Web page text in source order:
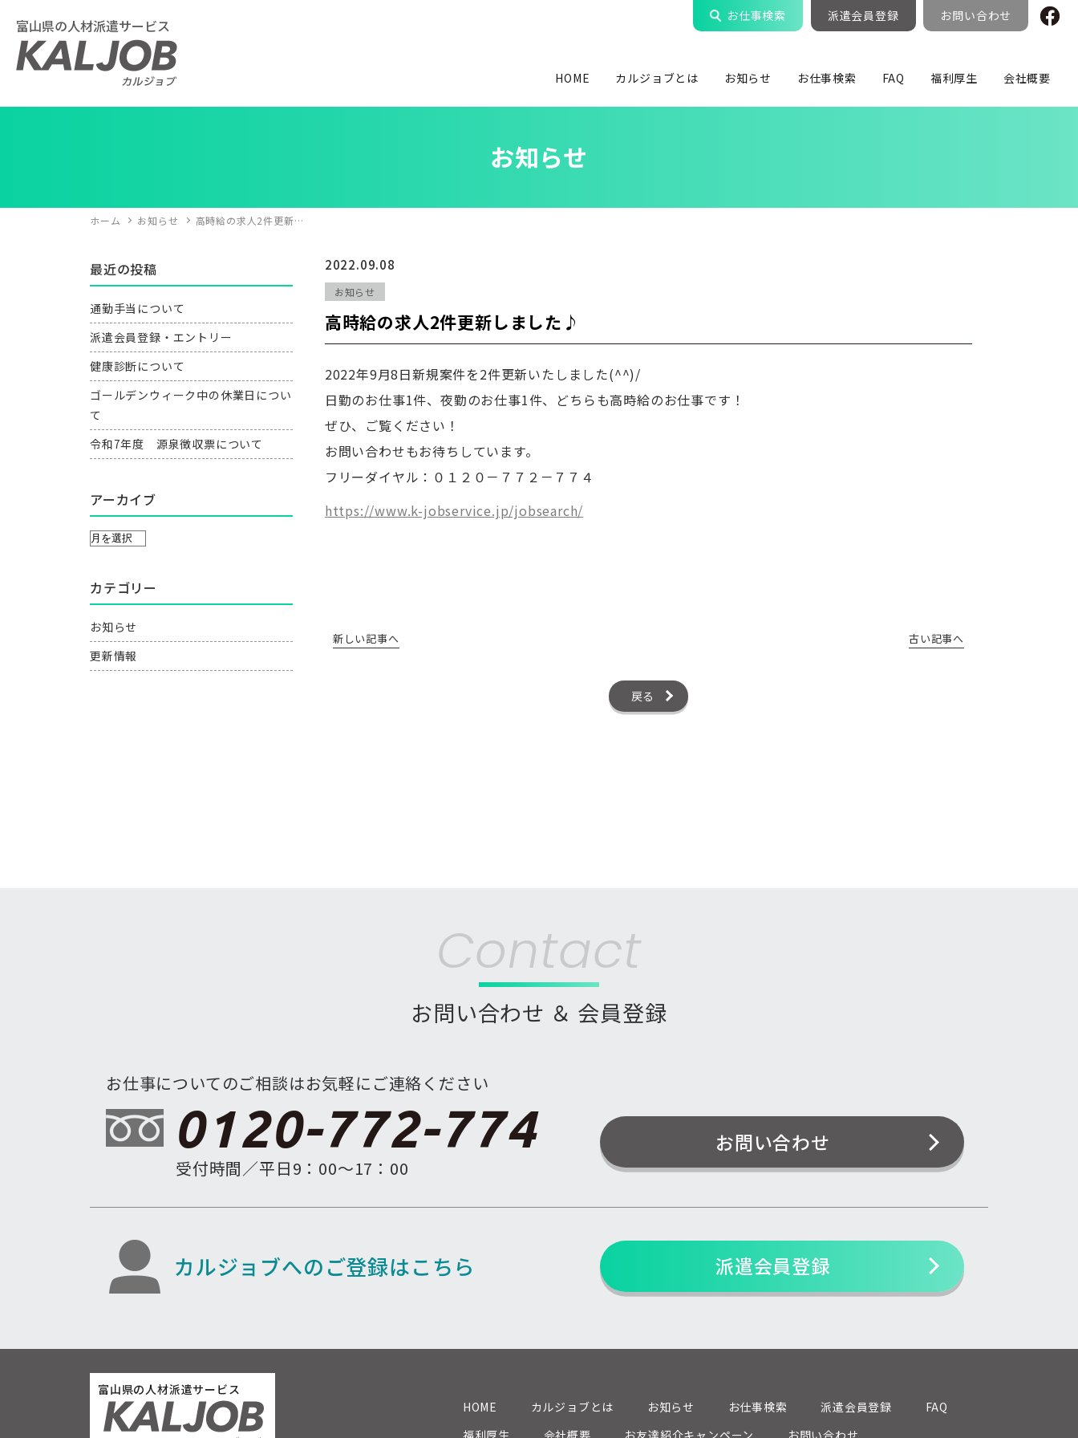
富山県の人材派遣サービス
HOME カルジョブとは お知らせ お仕事検索 FAQ 福利厚生 会社概要
お仕事検索 派遣会員登録 お問い合わせ
お知らせ
ホーム お知らせ 高時給の求人2件更新…
2022.09.08
お知らせ
高時給の求人2件更新しました♪
2022年9月8日新規案件を2件更新いたしました(^^)/
日勤のお仕事1件、夜勤のお仕事1件、どちらも高時給のお仕事です！
ぜひ、ご覧ください！
お問い合わせもお待ちしています。
フリーダイヤル：０１２０－７７２－７７４
https://www.k-jobservice.jp/jobsearch/
新しい記事へ 古い記事へ
戻る
最近の投稿
通勤手当について
派遣会員登録・エントリー
健康診断について
ゴールデンウィーク中の休業日につい
て
令和7年度 源泉徴収票について
アーカイブ
カテゴリー
お知らせ
更新情報
Contact
お問い合わせ ＆ 会員登録
お仕事についてのご相談はお気軽にご連絡ください
0120-772-774
受付時間／平日9：00〜17：00
お問い合わせ
カルジョブへのご登録はこちら 派遣会員登録
富山県の人材派遣サービス
HOME
カルジョブとは お知らせ お仕事検索 派遣会員登録
FAQ
福利厚生
会社概要 お友達紹介キャンペーン お問い合わせ